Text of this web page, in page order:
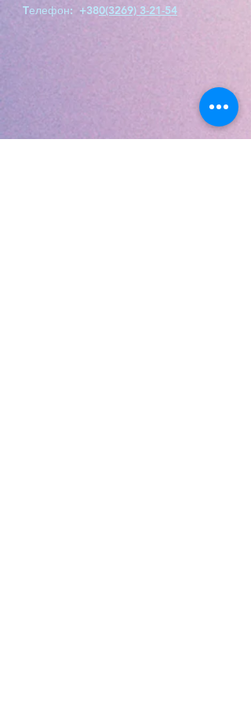
Tелефон: +380(3269) 3-21-54